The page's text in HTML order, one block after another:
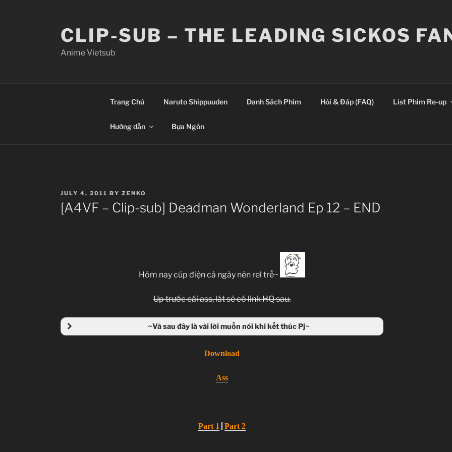
CLIP-SUB – THE LEADING SICKOS
Anime Vietsub
Trang Chủ Naruto Shippuuden Danh Sách Phim Hỏi & Đáp (FAQ) List Phim Re-up
Hướng dẫn Bựa Ngôn
POSTED
ON
JULY 4, 2011 BY ZENKO
[A4VF – Clip-sub] Deadman Wonderland Ep 12 – END
Hôm nay cúp điện cả ngày nên rel trễ~
Up trước cái ass, lát sẽ có link HQ sau.
~Và sau đây là vài lời muốn nói khi kết thúc Pj~
Download
Ass
Part 1 |Part 2